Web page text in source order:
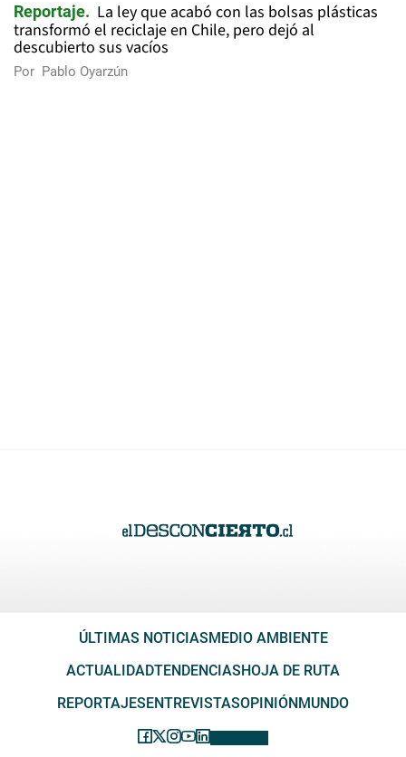
Reportaje
La ley que acabó con las bolsas plásticas
transformó el reciclaje en Chile, pero dejó al
descubierto sus vacíos
Por Pablo Oyarzún
ÚLTIMAS NOTICIASMEDIO AMBIENTE
ACTUALIDADTENDENCIASHOJA DE RUTA
REPORTAJESENTREVISTASOPINIÓNMUNDO